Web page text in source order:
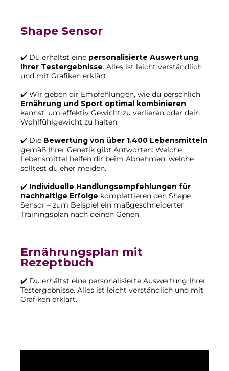
Shape Sensor
✔️ Du erhältst eine personalisierte Auswertung
Ihrer Testergebnisse. Alles ist leicht verständlich
und mit Grafiken erklärt.
✔️ Wir geben dir Empfehlungen, wie du persönlich
Ernährung und Sport optimal kombinieren
kannst, um effektiv Gewicht zu verlieren oder dein
Wohlfühlgewicht zu halten.
✔️ Die Bewertung von über 1.400 Lebensmitteln
gemäß Ihrer Genetik gibt Antworten: Welche
Lebensmittel helfen dir beim Abnehmen, welche
solltest du eher meiden.
✔️ Individuelle Handlungsempfehlungen für
nachhaltige Erfolge komplettieren den Shape
Sensor – zum Beispiel ein maßgeschneiderter
Trainingsplan nach deinen Genen.
Ernährungsplan mit
Rezeptbuch
✔️ Du erhältst eine personalisierte Auswertung Ihrer
Testergebnisse. Alles ist leicht verständlich und mit
Grafiken erklärt.